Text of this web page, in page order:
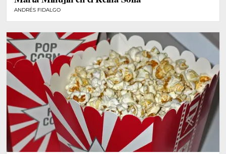
ANDRÉS FIDALGO